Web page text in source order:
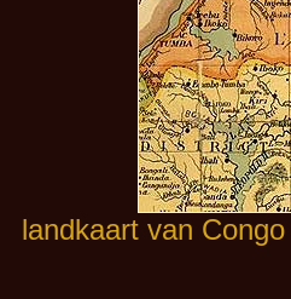
landkaart van